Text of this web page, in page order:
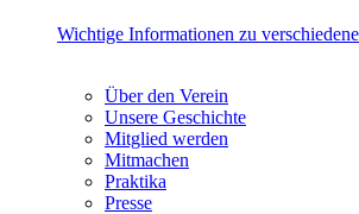
Wichtige Informationen zu
Über den Verein
Unsere Geschichte
Mitglied werden
Mitmachen
Praktika
Presse